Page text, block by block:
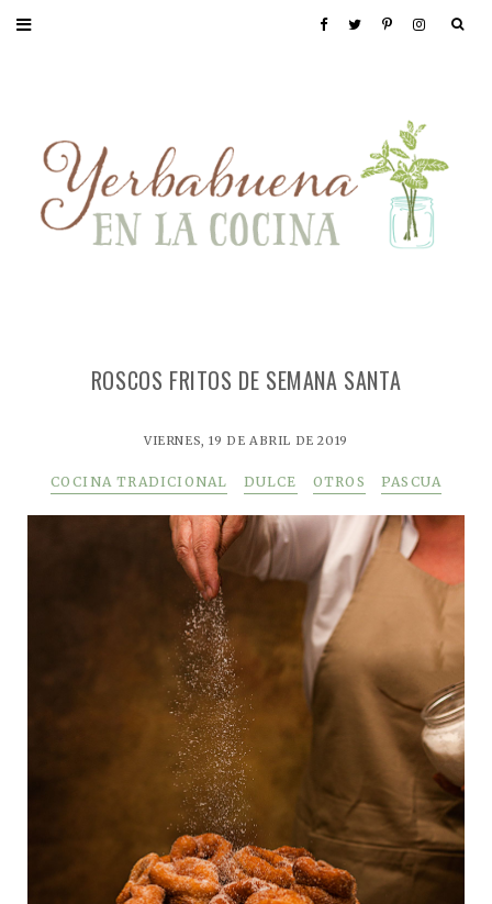
ROSCOS FRITOS DE SEMANA SANTA
VIERNES, 19 DE ABRIL DE 2019
COCINA TRADICIONAL DULCE OTROS PASCUA